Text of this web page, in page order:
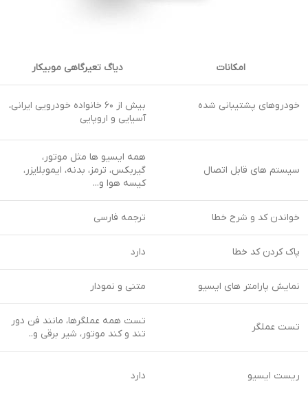
امکانات دیاگ تعیرگاهی موبیکار
خودروهای پشتیبانی شده
بیش از ۶۰ خانواده خودرویی ایرانی،
آسیایی و اروپایی
سیستم های قابل اتصال
همه ایسیو ها مثل موتور،
گیربکس، ترمز، بدنه، ایموبلایزر،
کیسه هوا و...
خواندن کد و شرح خطا ترجمه فارسی
پاک کردن کد خطا دارد
نمایش پارامتر های ایسیو متنی و نمودار
تست عملگر
تست همه عملگرها، مانند فن دور
تند و کند موتور، شیر برقی و..
ریست ایسیو دارد